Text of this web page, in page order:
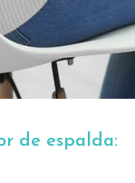
de espalda: